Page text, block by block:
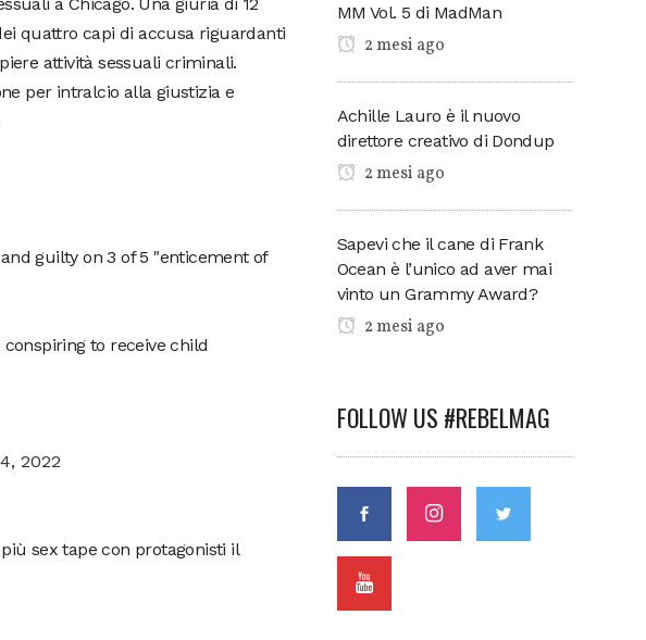
quattro capi di accusa riguardanti
attività sessuali criminali.
per intralcio alla giustizia e
guilty on 3 of 5 "enticement of
to receive child
2022
sex tape con protagonisti il
MM Vol. 5 di MadMan
2 mesi ago
Achille Lauro è il nuovo
direttore creativo di Dondup
2 mesi ago
Sapevi che il cane di Frank
Ocean è l’unico ad aver mai
vinto un Grammy Award?
2 mesi ago
FOLLOW US #REBELMAG